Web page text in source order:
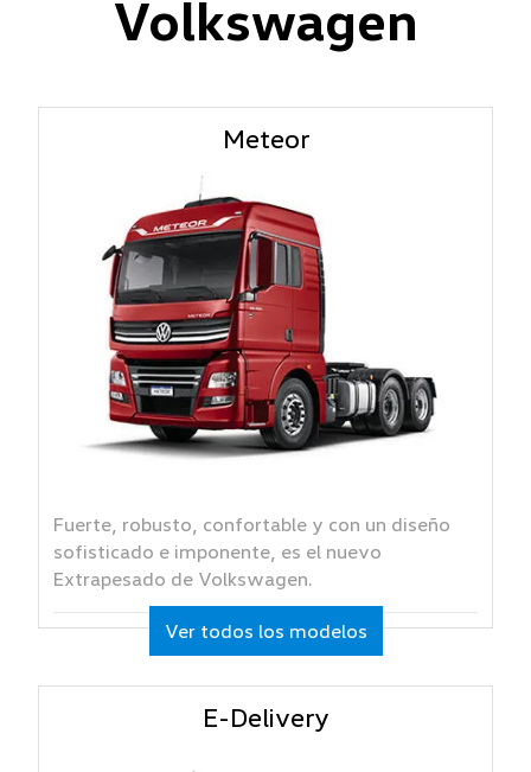
Volkswagen
Meteor
Fuerte, robusto, confortable y con un diseño
sofisticado e imponente, es el nuevo
Extrapesado de Volkswagen.
Ver todos los modelos
E-Delivery